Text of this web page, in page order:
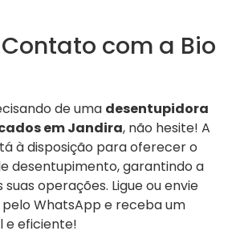
com a Bio
de uma desentupidora
em Jandira, não hesite! A
à disposição para oferecer o
desentupimento, garantindo a
operações. Ligue ou envie
WhatsApp e receba um
e eficiente!